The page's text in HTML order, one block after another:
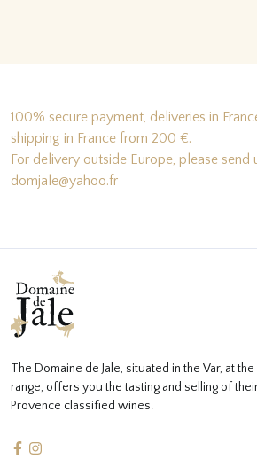
100% secure payment, deliveries in
shipping in France from 200 €.
For delivery outside Europe, please send
domjale@yahoo.fr
The Domaine de Jale, situated in the Var, at
range, offers you the tasting and selling of
Provence classified wines.